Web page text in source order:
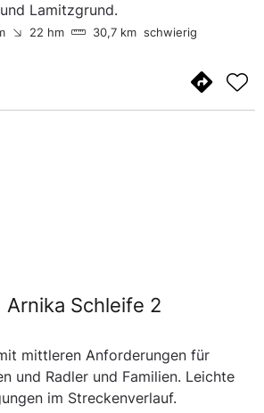
Lamitzgrund.
22 hm 30,7 km schwierig
Arnika Schleife 2
mittleren Anforderungen für
und Radler und Familien. Leichte
im Streckenverlauf.